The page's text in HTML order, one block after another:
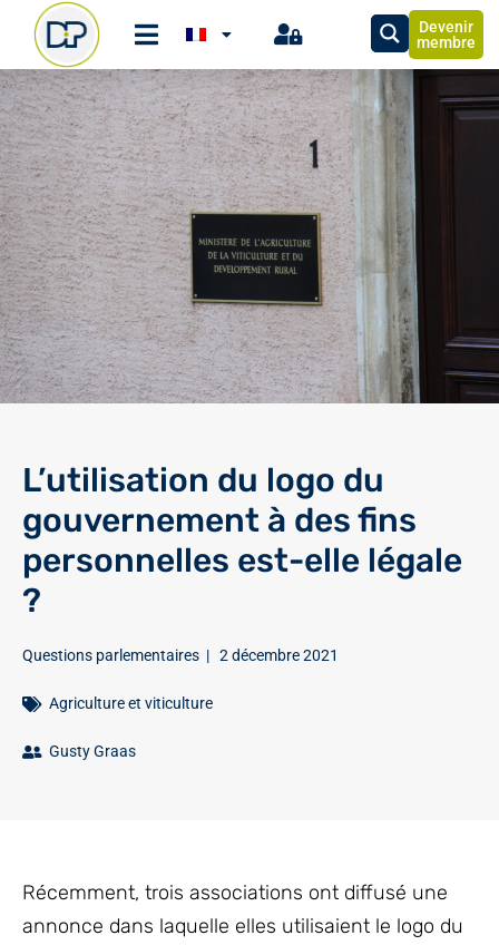
Devenir
membre
L’utilisation du logo du
gouvernement à des fins
personnelles est-elle légale
?
Questions parlementaires | 2 décembre 2021
Agriculture et viticulture
Gusty Graas
Récemment, trois associations ont diffusé une
annonce dans laquelle elles utilisaient le logo du